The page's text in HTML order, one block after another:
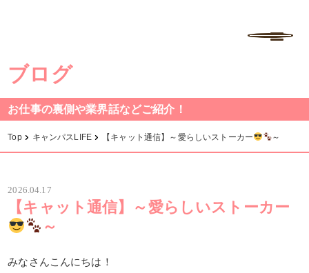
学校法人中村学園 専門学校ちば愛犬動物フラワー学園
MENU
ブログ
お仕事の裏側や業界話などご紹介！
Top キャンパスLIFE 【キャット通信】～愛らしいストーカー ～
2026.04.17
【キャット通信】～愛らしいストーカー
～
みなさんこんにちは！